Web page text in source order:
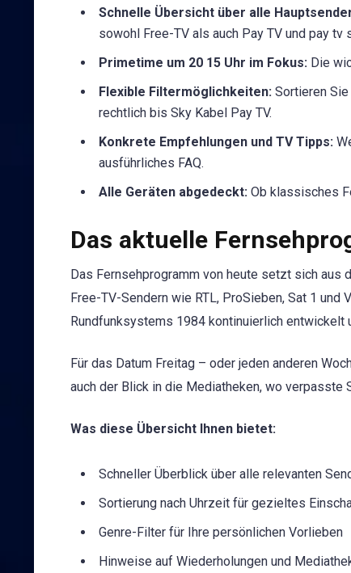
Schnelle Übersicht über alle
sowohl Free-TV als auch Pay TV und pay tv
Primetime um 20 15 Uhr im Fokus: Die
Flexible Filtermöglichkeiten: Sortieren
rechtlich bis Sky Kabel Pay TV.
Konkrete Empfehlungen und TV Tipps:
ausführliches FAQ.
Alle Geräten abgedeckt: Ob klassisches
Das aktuelle
Das Fernsehprogramm von heute setzt sich aus
Free-TV-Sendern wie RTL, ProSieben, Sat 1 und
Rundfunksystems 1984 kontinuierlich entwickelt
Für das Datum Freitag – oder jeden anderen
auch der Blick in die Mediatheken, wo verpasste
Was diese Übersicht Ihnen bietet:
Schneller Überblick über alle relevanten
Sortierung nach Uhrzeit für gezieltes
Genre-Filter für Ihre persönlichen Vorlieben
Hinweise auf Wiederholungen und